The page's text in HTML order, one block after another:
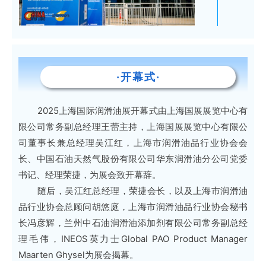
·开幕式·
2025上海国际润滑油展开幕式由上海国展展览中心有
限公司常务副总经理王蕾主持，上海国展展览中心有限公
司董事长兼总经理吴江红，上海市润滑油品行业协会会
长、中国石油天然气股份有限公司华东润滑油分公司党委
书记、经理荣捷，为展会致开幕辞。
随后，吴江红总经理，荣捷会长，以及上海市润滑油
品行业协会总顾问胡悠庭，上海市润滑油品行业协会秘书
长冯彦辉，兰州中石油润滑油添加剂有限公司常务副总经
理毛伟，INEOS英力士Global PAO Product Manager
Maarten Ghysel为展会揭幕。